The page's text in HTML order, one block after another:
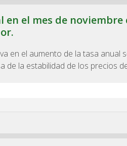
en el mes de
en el aumento de la tasa anual
de la estabilidad de los precios